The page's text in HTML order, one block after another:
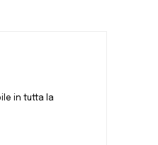
in tutta la